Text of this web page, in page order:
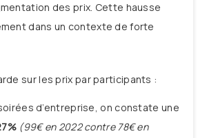
des prix. Cette hausse
dans un contexte de forte
sur les prix par participants :
d’entreprise, on constate une
(99€ en 2022 contre 78€ en